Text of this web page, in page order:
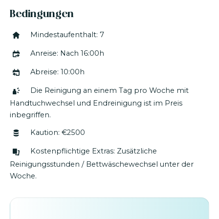
Häuser den Eigentümern gehören.
Die Reinigung an einem Tag pro Woche mit
Handtuchwechsel und Endreinigung ist im Preis
Bedingungen
Mindestaufenthalt: 7
Anreise: Nach 16:00h
Abreise: 10:00h
Die Reinigung an einem Tag pro Woche mit
Handtuchwechsel und Endreinigung ist im Preis
inbegriffen.
Kaution: €2500
Kostenpflichtige Extras: Zusätzliche
Reinigungsstunden / Bettwäschewechsel unter der
Woche.